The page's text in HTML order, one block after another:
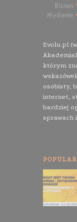
Evolu.pl
którym
osobisty,
internet,
bardziej
sprawach